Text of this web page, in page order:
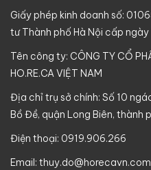
Giấy phép kinh doanh số:
tư Thành phố Hà Nội cấp
Tên công ty: CÔNG TY CỔ
HO.RE.CA VIỆT NAM
Địa chỉ trụ sở chính: Số 10
Bồ Đề, quận Long Biên, thành
Điện thoại: 0919.906.266
Email: thuy.do@horecavn.com